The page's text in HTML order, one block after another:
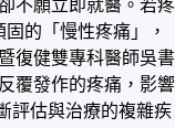
不願立即就醫。若疼
的「慢性疼痛」，
復健雙專科醫師吳書
覆發作的疼痛，影響
評估與治療的複雜疾